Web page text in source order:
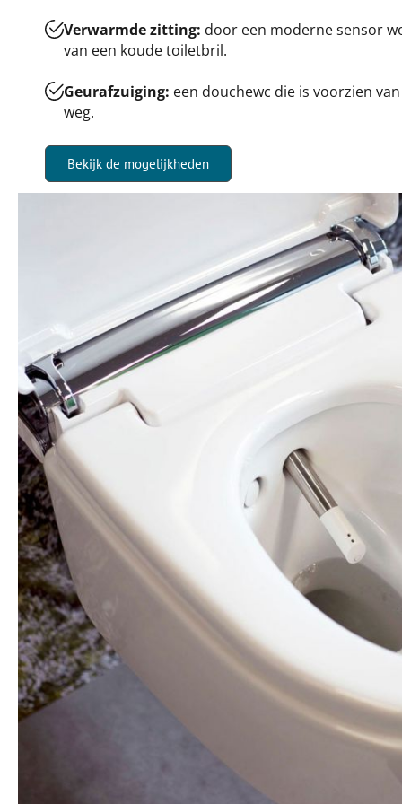
Verwarmde zitting: door een moderne sensor
van een koude toiletbril.
Geurafzuiging: een douchewc die is voorzien
weg.
Bekijk de mogelijkheden